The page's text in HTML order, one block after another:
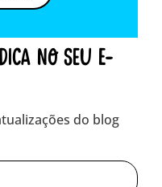
no seu e-
do blog